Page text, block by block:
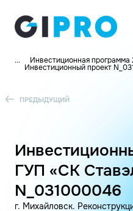
... Инвестиционная
Инвестиционный проект
ПРЕДЫДУЩИЙ
ГУП «СК
N_031000046
г. Михайловск.